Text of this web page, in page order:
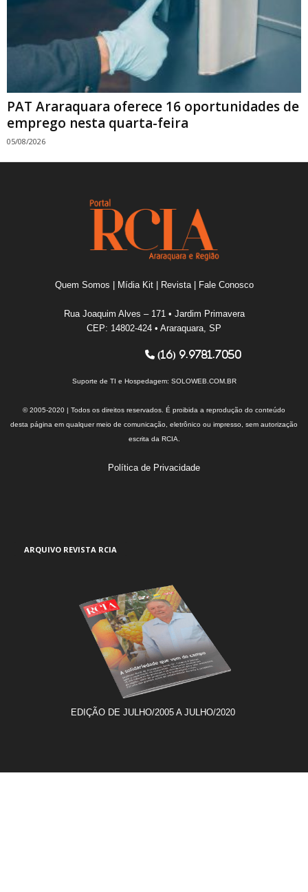
PAT Araraquara oferece 16 oportunidades de
emprego nesta quarta-feira
05/08/2026
Quem Somos Mídia Kit| Revista| Fale Conosco
Rua Joaquim Alves – 171 • Jardim Primavera
CEP: 14802-424 • Araraquara, SP
(16) 9.9781.7050
Suporte de TI e Hospedagem: SOLOWEB.COM.BR
© 2005-2020 | Todos os direitos reservados. É proibida a reprodução do conteúdo
desta página em qualquer meio de comunicação, eletrônico ou impresso, sem autorização
escrita da RCIA.
Política de Privacidade
ARQUIVO REVISTA RCIA
EDIÇÃO DE JULHO/2005 A JULHO/2020